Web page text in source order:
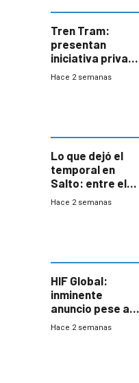
Tren Tram:
presentan
iniciativa privada
para una red de
Hace 2 semanas
Lo que dejó el
temporal en
Salto: entre el
impacto
Hace 2 semanas
HIF Global:
inminente
anuncio pese a
declaración de
Hace 2 semanas